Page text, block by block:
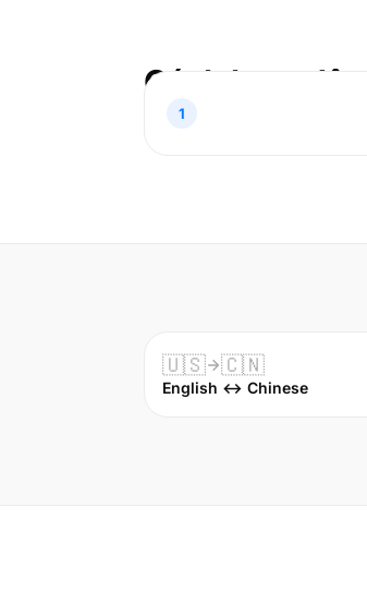
Cách hoạt động
1
🇺🇸 🇨🇳
English ↔ Chinese